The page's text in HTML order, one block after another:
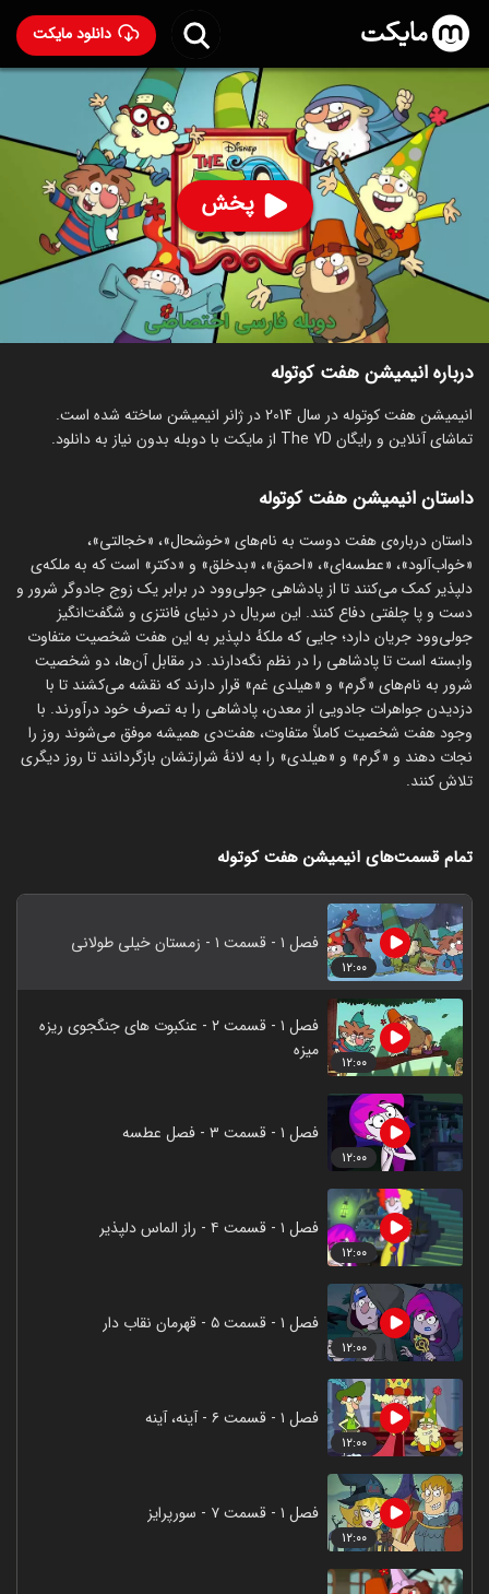
دانلود مایکت
پخش
انیمیشن هفت کوتوله با دوبله فارسی
۵۴۰ 88% ۵.۸
ساخت آمریکا سال 2014
رده سنی ۳+
انیمیشن ماجراجویی کمدی خانوادگی
توضیحات قسمت‌ها انیمیشن‌های مشابه
درباره انیمیشن هفت کوتوله
انیمیشن هفت کوتوله در سال 2014 در ژانر انیمیشن ساخته شده است.
تماشای آنلاین و رایگان The 7D از مایکت با دوبله بدون نیاز به دانلود.
داستان انیمیشن هفت کوتوله
داستان درباره‌ی هفت دوست به نام‌های «خوشحال»، «خجالتی»،
«خواب‌آلود»، «عطسه‌ای»، «احمق»، «بدخلق» و «دکتر» است که به ملکه‌ی
دلپذیر کمک می‌کنند تا از پادشاهی جولی‌وود در برابر یک زوج جادوگر شرور و
دست و پا چلفتی دفاع کنند. این سریال در دنیای فانتزی و شگفت‌انگیز
جولی‌وود جریان دارد؛ جایی که ملکهٔ دلپذیر به این هفت شخصیت متفاوت
وابسته است تا پادشاهی را در نظم نگه‌دارند. در مقابل آن‌ها، دو شخصیت
شرور به نام‌های «گرم» و «هیلدی غم» قرار دارند که نقشه می‌کشند تا با
دزدیدن جواهرات جادویی از معدن، پادشاهی را به تصرف خود درآورند. با
وجود هفت شخصیت کاملاً متفاوت، هفت‌دی همیشه موفق می‌شوند روز را
نجات دهند و «گرم» و «هیلدی» را به لانهٔ شرارتشان بازگردانند تا روز دیگری
تلاش کنند.
تمام قسمت‌های انیمیشن هفت کوتوله
۱۲:۰۰
فصل ۱ - قسمت ۱ - زمستان خیلی طولانی
۱۲:۰۰
فصل ۱ - قسمت ۲ - عنکبوت های جنگجوی ریزه
میزه
۱۲:۰۰
فصل ۱ - قسمت ۳ - فصل عطسه
۱۲:۰۰
فصل ۱ - قسمت ۴ - راز الماس دلپذیر
۱۲:۰۰
فصل ۱ - قسمت ۵ - قهرمان نقاب دار
۱۲:۰۰
فصل ۱ - قسمت ۶ - آینه، آینه
۱۲:۰۰
فصل ۱ - قسمت ۷ - سورپرایز